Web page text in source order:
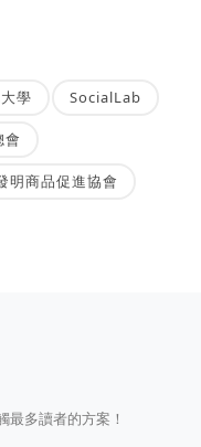
學 SocialLab
會
明商品促進協會
多讀者的方案！